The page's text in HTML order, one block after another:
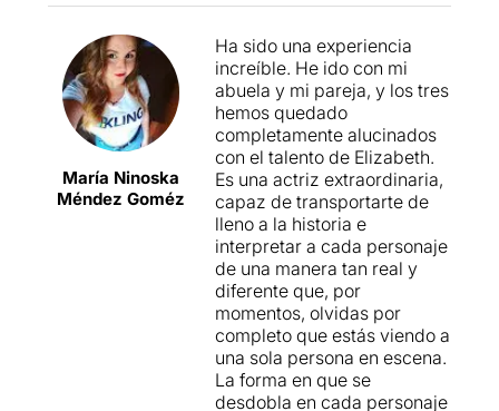
María Ninoska
Méndez Goméz
Ha sido una experiencia
increíble. He ido con mi
abuela y mi pareja, y los tres
hemos quedado
completamente alucinados
con el talento de Elizabeth.
Es una actriz extraordinaria,
capaz de transportarte de
lleno a la historia e
interpretar a cada personaje
de una manera tan real y
diferente que, por
momentos, olvidas por
completo que estás viendo a
una sola persona en escena.
La forma en que se
desdobla en cada personaje